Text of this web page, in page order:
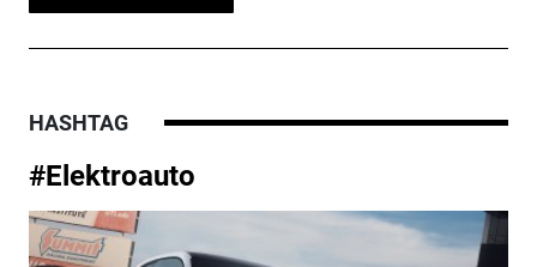
HASHTAG
#Elektroauto